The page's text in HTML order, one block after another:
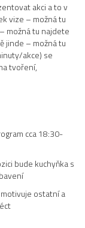
akci a to v
vize – možná tu
možná tu najdete
jinde – možná tu
akce) se
tvoření,
cca 18:30-
bude kuchyňka s
ostatní a